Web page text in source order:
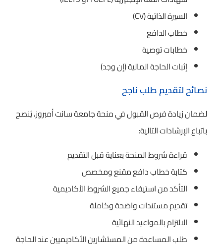
السيرة الذاتية (CV)
خطاب الدافع
خطابات توصية
إثبات الحاجة المالية (إن وجد)
نصائح لتقديم طلب ناجح
لضمان زيادة فرص القبول في منحة جامعة سانت أمبروز، يُنصح
باتباع الإرشادات التالية:
قراءة شروط المنحة بعناية قبل التقديم
كتابة خطاب دافع مقنع ومخصص
التأكد من استيفاء جميع الشروط الأكاديمية
تقديم مستندات واضحة وكاملة
الالتزام بالمواعيد النهائية
طلب المساعدة من المستشارين الأكاديميين عند الحاجة